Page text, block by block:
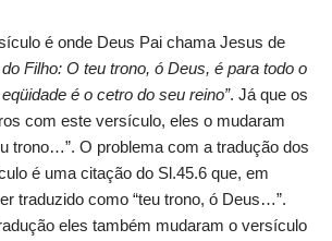
é onde Deus Pai chama Jesus de
Filho: O teu trono, ó Deus, é para todo o
é o cetro do seu reino”. Já que os
com este versículo, eles o mudaram
trono…”. O problema com a tradução dos
é uma citação do Sl.45.6 que, em
traduzido como “teu trono, ó Deus…”.
eles também mudaram o versículo